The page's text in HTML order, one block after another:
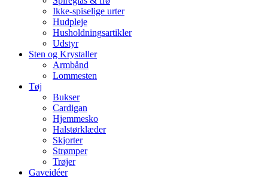
Ikke-spiselige urter
Hudpleje
Husholdningsartikler
Udstyr
Sten og Krystaller
Armbånd
Lommesten
Tøj
Bukser
Cardigan
Hjemmesko
Halstørklæder
Skjorter
Strømper
Trøjer
Gaveidéer